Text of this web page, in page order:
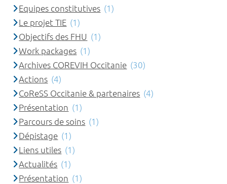
Equipes constitutives (1)
Le projet TIE (1)
Objectifs des FHU (1)
Work packages (1)
Archives COREVIH Occitanie (30)
Actions (4)
CoReSS Occitanie & partenaires (4)
Présentation (1)
Parcours de soins (1)
Dépistage (1)
Liens utiles (1)
Actualités (1)
Présentation (1)